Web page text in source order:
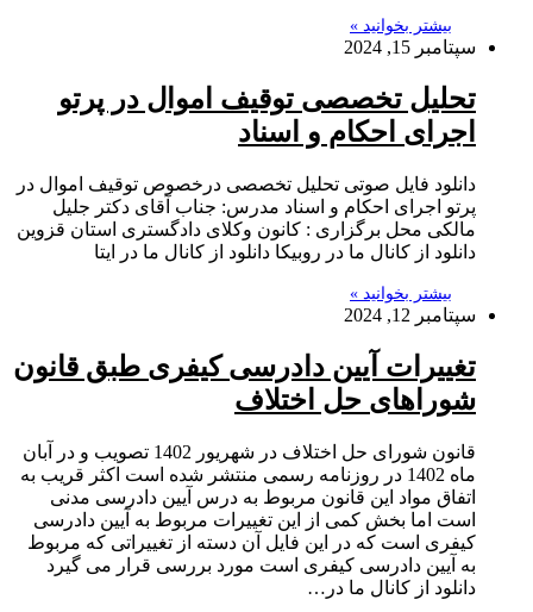
بیشتر بخوانید »
سپتامبر 15, 2024
تحلیل تخصصی توقیف اموال در پرتو
اجرای احکام و اسناد
دانلود فایل صوتی تحلیل تخصصی درخصوص توقیف اموال در
پرتو اجرای احکام و اسناد مدرس: جناب آقای دکتر جلیل
مالکی محل برگزاری : کانون وکلای دادگستری استان قزوین
دانلود از کانال ما در روبیکا دانلود از کانال ما در ایتا
بیشتر بخوانید »
سپتامبر 12, 2024
تغییرات آیین دادرسی کیفری طبق قانون
شوراهای حل اختلاف
قانون شورای حل اختلاف در شهریور 1402 تصویب و در آبان
ماه 1402 در روزنامه رسمی منتشر شده است اکثر قریب به
اتفاق مواد این قانون مربوط به درس آیین دادرسی مدنی
است اما بخش کمی از این تغییرات مربوط به آیین دادرسی
کیفری است که در این فایل آن دسته از تغییراتی که مربوط
به آیین دادرسی کیفری است مورد بررسی قرار می گیرد
دانلود از کانال ما در…